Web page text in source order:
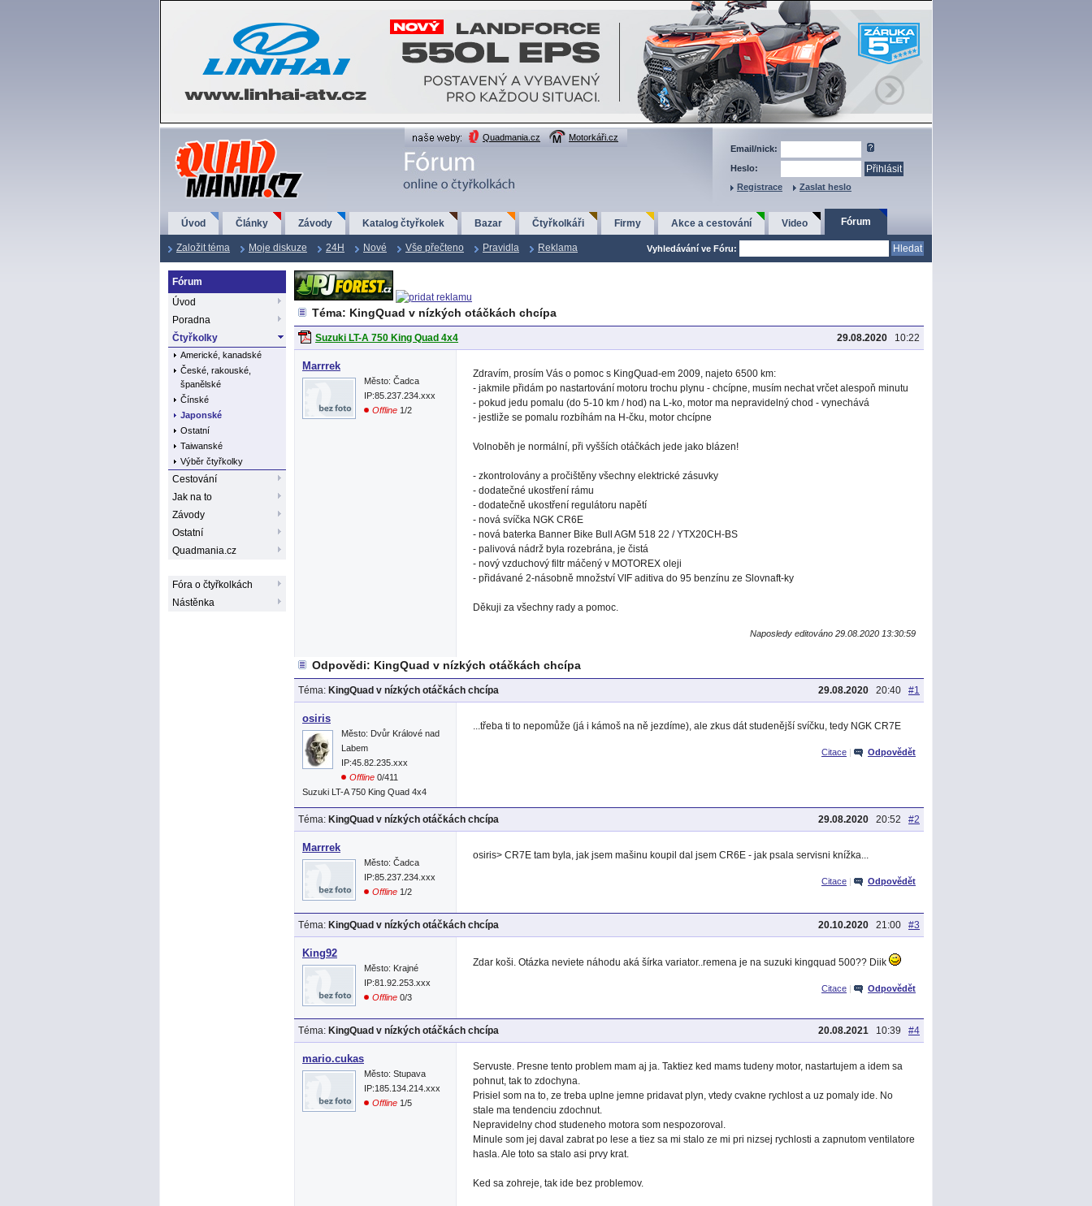
QuadMania.cz Quadmania.cz
Motorkáři.cz
Email/nick:
Heslo:
Registrace
Zaslat heslo
Úvod Články Závody Katalog čtyřkolek Bazar Čtyřkolkáři Firmy Akce a cestování Video Fórum
Založit téma Moje diskuze 24H Nové Vše přečteno Pravidla Reklama Vyhledávání ve Fóru:
Fórum
Úvod
Poradna
Čtyřkolky
Americké, kanadské
České, rakouské,
španělské
Čínské
Japonské
Ostatní
Taiwanské
Výběr čtyřkolky
Cestování
Jak na to
Závody
Ostatní
Quadmania.cz
Fóra o čtyřkolkách
Nástěnka
Téma: KingQuad v nízkých otáčkách chcípa
29.08.2020 10:22
Suzuki LT-A 750 King Quad 4x4
Marrrek
Město: Čadca
IP:85.237.234.xxx
Offline 1/2
Zdravím, prosím Vás o pomoc s KingQuad-em 2009, najeto 6500 km:
- jakmile přidám po nastartování motoru trochu plynu - chcípne, musím nechat vrčet alespoň minutu
- pokud jedu pomalu (do 5-10 km / hod) na L-ko, motor ma nepravidelný chod - vynechává
- jestliže se pomalu rozbíhám na H-čku, motor chcípne
Volnoběh je normální, při vyšších otáčkách jede jako blázen!
- zkontrolovány a pročištěny všechny elektrické zásuvky
- dodatečné ukostření rámu
- dodatečně ukostření regulátoru napětí
- nová svíčka NGK CR6E
- nová baterka Banner Bike Bull AGM 518 22 / YTX20CH-BS
- palivová nádrž byla rozebrána, je čistá
- nový vzduchový filtr máčený v MOTOREX oleji
- přidávané 2-násobně množství VIF aditiva do 95 benzínu ze Slovnaft-ky
Děkuji za všechny rady a pomoc.
Naposledy editováno 29.08.2020 13:30:59
Odpovědi: KingQuad v nízkých otáčkách chcípa
29.08.2020 20:40 #1
Téma: KingQuad v nízkých otáčkách chcípa
osiris
Město: Dvůr Králové nad
Labem
IP:45.82.235.xxx
Offline 0/411
Suzuki LT-A 750 King Quad 4x4
...třeba ti to nepomůže (já i kámoš na ně jezdíme), ale zkus dát studenější svíčku, tedy NGK CR7E
Citace | Odpovědět
29.08.2020 20:52 #2
Téma: KingQuad v nízkých otáčkách chcípa
Marrrek
Město: Čadca
IP:85.237.234.xxx
Offline 1/2
osiris> CR7E tam byla, jak jsem mašinu koupil dal jsem CR6E - jak psala servisni knížka...
Citace | Odpovědět
20.10.2020 21:00 #3
Téma: KingQuad v nízkých otáčkách chcípa
King92
Město: Krajné
IP:81.92.253.xxx
Offline 0/3
Zdar koši. Otázka neviete náhodu aká šírka variator..remena je na suzuki kingquad 500?? Diik
Citace | Odpovědět
20.08.2021 10:39 #4
Téma: KingQuad v nízkých otáčkách chcípa
mario.cukas
Město: Stupava
IP:185.134.214.xxx
Offline 1/5
Servuste. Presne tento problem mam aj ja. Taktiez ked mams tudeny motor, nastartujem a idem sa
pohnut, tak to zdochyna.
Prisiel som na to, ze treba uplne jemne pridavat plyn, vtedy cvakne rychlost a uz pomaly ide. No
stale ma tendenciu zdochnut.
Nepravidelny chod studeneho motora som nespozoroval.
Minule som jej daval zabrat po lese a tiez sa mi stalo ze mi pri nizsej rychlosti a zapnutom ventilatore
hasla. Ale toto sa stalo asi prvy krat.
Ked sa zohreje, tak ide bez problemov.